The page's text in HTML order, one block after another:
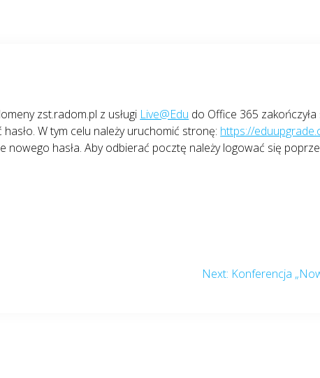
zst.radom.pl z usługi Live@Edu do Office 365
W tym celu należy uruchomić stronę: https://
nowego hasła. Aby odbierać pocztę należy logować się
Next: Next
Konferencja